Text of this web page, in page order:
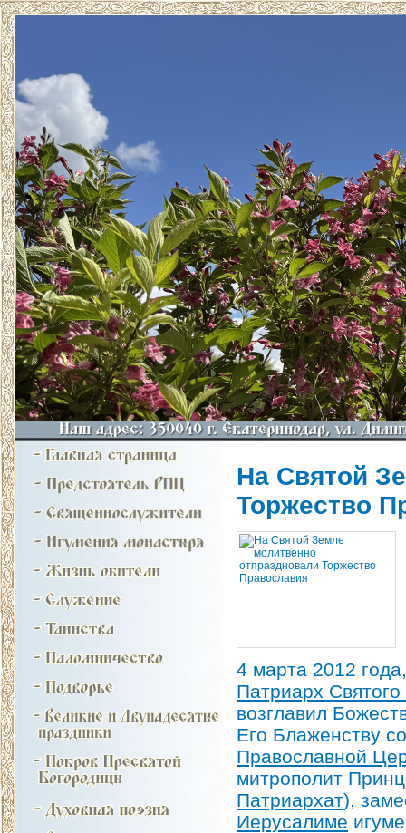
На Святой
Торжество
4 марта 2012
Патриарх
возглавил
Его Блаженству
Православной
митрополит
Патриархат),
Иерусалиме